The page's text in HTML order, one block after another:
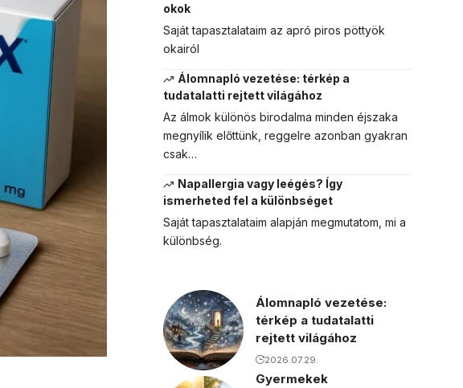
okok
Saját tapasztalataim az apró piros pöttyök
okairól
Álomnapló vezetése: térkép a
tudatalatti rejtett világához
Az álmok különös birodalma minden éjszaka
megnyílik előttünk, reggelre azonban gyakran
csak…
Napallergia vagy leégés? Így
ismerheted fel a különbséget
Saját tapasztalataim alapján megmutatom, mi a
különbség.
Álomnapló vezetése:
térkép a tudatalatti
rejtett világához
2026.07.29.
Gyermekek